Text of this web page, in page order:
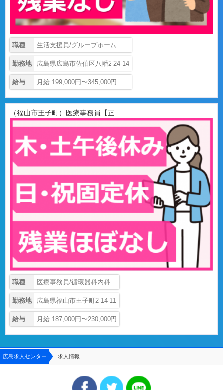
職種 生活支援員/グループホーム
勤務地 広島県広島市佐伯区八幡2-24-14
給与 月給 199,000円〜345,000円
（福山市王子町）医療事務員【正...
職種 医療事務員/循環器科内科
勤務地 広島県福山市王子町2-14-11
給与 月給 187,000円〜230,000円
広島求人センター 求人情報